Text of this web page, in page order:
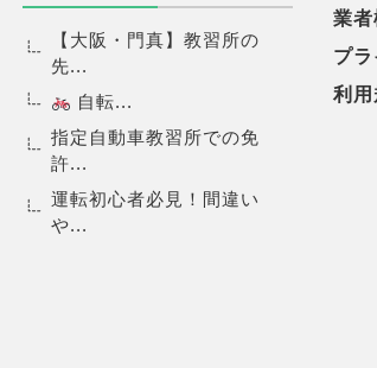
【大阪・門真】教習所の
先...
自転...
指定自動車教習所での免
許...
運転初心者必見！間違い
や...
業者
プ
利用